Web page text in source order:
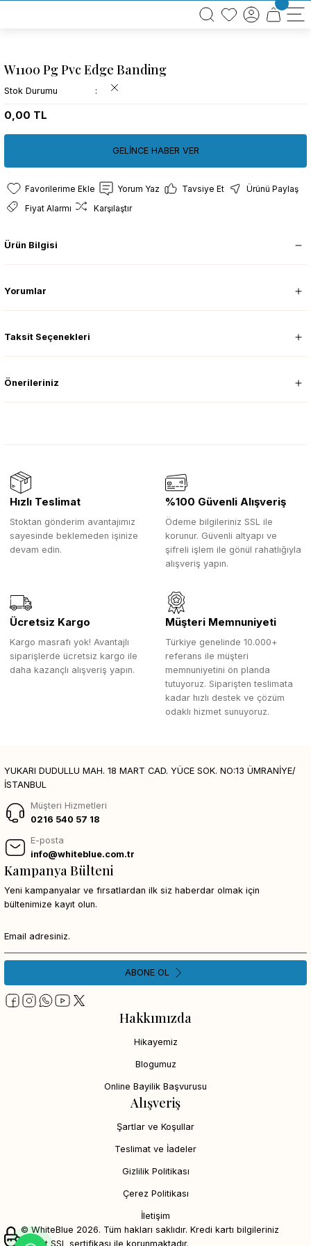
BÜTÜN ALIŞVERİŞLERİNİZDE KARGO BEDAVA!
TÜRKİYE GENELİNDE 10.000 MÜŞTERİ REFERANSI
W1100 Pg Pvc Edge Banding
Stok Durumu
0,00 TL
GELİNCE HABER VER
Yorum Yaz Tavsiye Et
Ürünü Paylaş
Fiyat Alarmı
Karşılaştır
Ürün Bilgisi
Yorumlar
Taksit Seçenekleri
Önerileriniz
Hızlı Teslimat
Stoktan gönderim avantajımız
sayesinde beklemeden işinize
devam edin.
%100 Güvenli Alışveriş
Ödeme bilgileriniz SSL ile
korunur. Güvenli altyapı ve
şifreli işlem ile gönül rahatlığıyla
alışveriş yapın.
Ücretsiz Kargo
Kargo masrafı yok! Avantajlı
siparişlerde ücretsiz kargo ile
daha kazançlı alışveriş yapın.
Müşteri Memnuniyeti
Türkiye genelinde 10.000+
referans ile müşteri
memnuniyetini ön planda
tutuyoruz. Siparişten teslimata
kadar hızlı destek ve çözüm
odaklı hizmet sunuyoruz.
YUKARI DUDULLU MAH. 18 MART CAD. YÜCE SOK. NO:13 ÜMRANİYE/
İSTANBUL
Müşteri Hizmetleri
0216 540 57 18
E-posta
info@whiteblue.com.tr
Hakkımızda
Hikayemiz
Blogumuz
Online Bayilik Başvurusu
Alışveriş
Şartlar ve Koşullar
Teslimat ve İadeler
Gizlilik Politikası
Çerez Politikası
İletişim
Kampanya Bülteni
Yeni kampanyalar ve fırsatlardan ilk siz haberdar olmak için
bültenimize kayıt olun.
ABONE OL
© WhiteBlue 2026. Tüm hakları saklıdır. Kredi kartı bilgileriniz
256bit SSL sertifikası ile korunmaktadır.